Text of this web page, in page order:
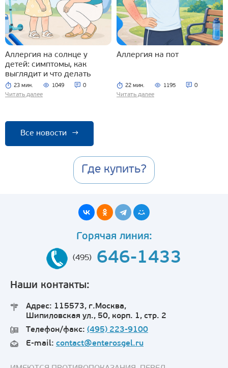
Аллергия на солнце у
детей: симптомы, как
выглядит и что делать
23 мин. 1049 0
Читать далее
Аллергия на пот
22 мин. 1195 0
Читать далее
Все новости →
Где купить?
Горячая линия:
(495) 646-1433
Наши контакты:
Адрес: 115573, г.Москва,
Шипиловская ул., 50, корп. 1, стр. 2
Телефон/факс: (495) 223-9100
E-mail: contact@enterosgel.ru